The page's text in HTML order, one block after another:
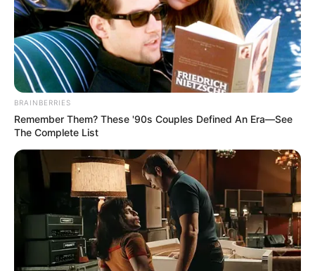
También puede leer:Terminal Compas Cartagena amplía
conectividad marítima con navieras de mayor capacidad
de carga
La Policía también confirmó que la muerte de los
ciudadanos,ya fue puesta en conocimiento de la
Embajada de los Países Bajos en Colombia.
COMPARTIR
ALERTA BOGOTÁ EN GOOGLE NEWS
TEMAS RELACIONADOS
NOTICIAS CARTAGENA CARTAGENA
BRAINBERRIES
Remember Them? These '90s Couples Defined An Era—See
The Complete List